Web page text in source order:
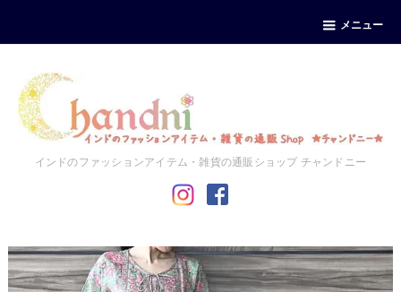
メニュー
インドのファッションアイテム・雑貨の通販ショップ チャンドニー